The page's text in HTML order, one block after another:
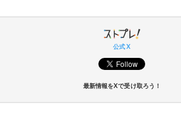
公式 X
最新情報をXで受け取ろう！